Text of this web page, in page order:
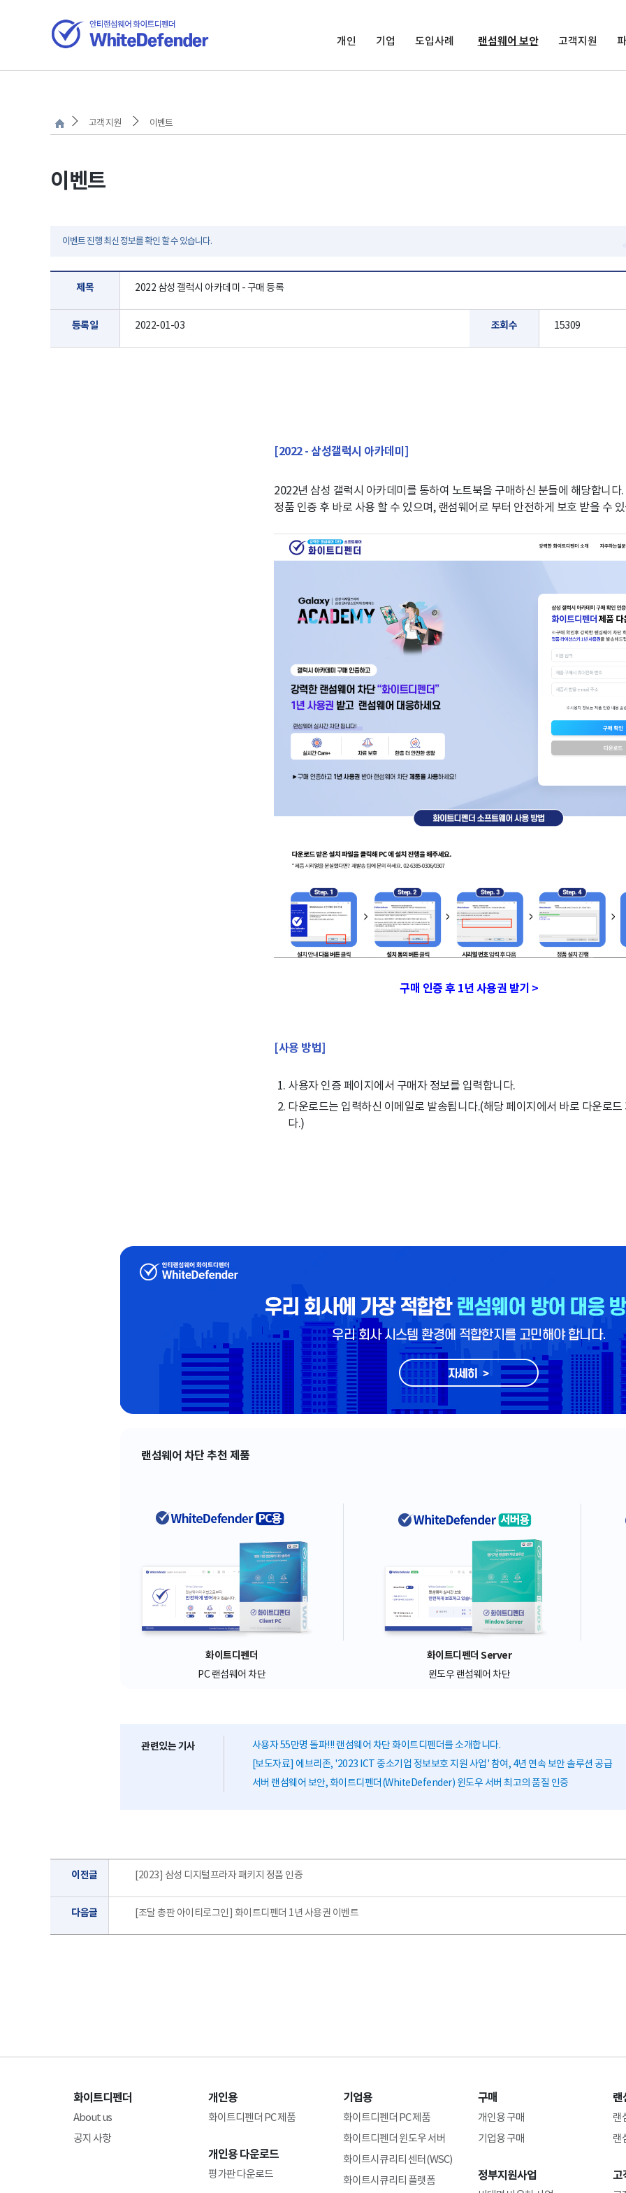
개인 기업 도입사례 랜섬웨어 보안 고객지원
고객 지원 이벤트
이벤트
이벤트 진행 최신 정보를 확인 할 수 있습니다.
제목 2022 삼성 갤럭시 아카데미 - 구매 등록
등록일 2022-01-03 조회수 15309
[2022 - 삼성갤럭시 아카데미]
2022년 삼성 갤럭시 아카데미를 통하여 노트북을 구매하신 분들에 해당합니다.
정품 인증 후 바로 사용 할 수 있으며, 랜섬웨어로 부터 안전하게 보호 받을 수
구매 인증 후 1년 사용권 받기 >
[사용 방법]
사용자 인증 페이지에서 구매자 정보를 입력합니다.
다운로드는 입력하신 이메일로 발송됩니다.(해당 페이지에서 바로 다운로드
다.)
랜섬웨어 차단 추천 제품
화이트디펜더
PC 랜섬웨어 차단
화이트디펜더 Server
윈도우 랜섬웨어 차단
관련있는 기사
사용자 55만명 돌파!!! 랜섬웨어 차단 화이트디펜더를 소개합니다.
[보도자료] 에브리존, '2023 ICT 중소기업 정보보호 지원 사업' 참여, 4년 연속 보안 솔루션 공급
서버 랜섬웨어 보안, 화이트디펜더(WhiteDefender) 윈도우 서버 최고의 품질 인증
이전글 [2023] 삼성 디지털프라자 패키지 정품 인증
다음글 [조달 총판 아이티로그인] 화이트디펜더 1년 사용권 이벤트
화이트디펜더
About us
공지 사항
개인용
화이트디펜더 PC 제품
개인용 다운로드
평가판 다운로드
기업용
화이트디펜더 PC 제품
화이트디펜더 윈도우 서버
화이트시큐리티 센터(WSC)
화이트시큐리티 플랫폼
구매
개인용 구매
기업용 구매
정부지원사업
랜
랜
랜
고